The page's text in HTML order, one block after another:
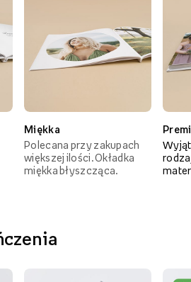
Miękka
Polecana przy zakupach
większej ilości. Okładka
miękka błyszcząca.